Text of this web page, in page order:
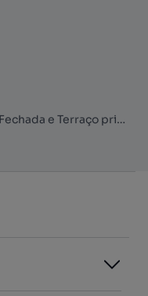
Andar de Moradia com Garagem Fechada e Terraço privativo